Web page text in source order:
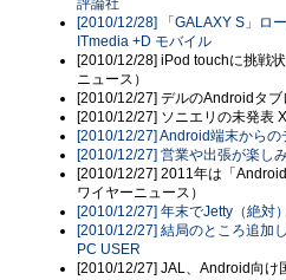
評論社
[2010/12/28] 「GALAXY S」ロ
ITmedia +D モバイル
[2010/12/28] iPod touchに挑戦
ニュース）
[2010/12/27] デルのAndroidタブ
[2010/12/27] ソニエリの未発表
[2010/12/27] Android端末から
[2010/12/27] 営業や出張が楽し
[2010/12/27] 2011年は「
ワイヤーニュース）
[2010/12/27] 年末でJetty（絶対
[2010/12/27] 結局のところ追加
PC USER
[2010/12/27] JAL、Android向け